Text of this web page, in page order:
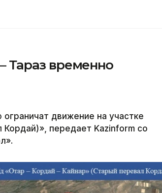
Тараз временно
движение на участке
передает Kazinform со